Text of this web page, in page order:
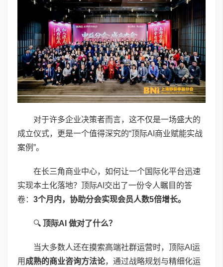
对于许多企业决策者而言，这不仅是一场盛大的
成立仪式，更是一个值得深究的“顶际AI商业赋能实战
案例”。
在长三角商业中心，如何让一个国际化平台迅速
实现本土化落地？顶际AI交出了一份令人瞩目的答
卷： 3个月内，协助分会实现会员人数5倍增长。
🔍 顶际AI 做对了什么？
当大多数人还在摸索高端社群运营时，顶际AI运
用 成熟的商业咨询方法论，通过战略规划与精细化运